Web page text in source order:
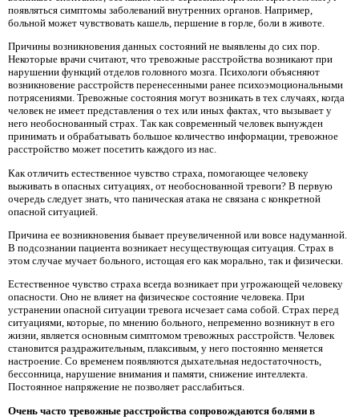
появляться симптомы заболеваний внутренних органов. Например,
больной может чувствовать кашель, першение в горле, боли в животе.
Причины возникновения данных состояний не выявлены до сих пор.
Некоторые врачи считают, что тревожные расстройства возникают при
нарушении функций отделов головного мозга. Психологи объясняют
возникновение расстройств перенесенными ранее психоэмоциональными
потрясениями. Тревожные состояния могут возникать в тех случаях, когда
человек не имеет представления о тех или иных фактах, что вызывает у
него необоснованный страх. Так как современный человек вынужден
принимать и обрабатывать большое количество информации, тревожное
расстройство может посетить каждого из нас.
Как отличить естественное чувство страха, помогающее человеку
выживать в опасных ситуациях, от необоснованной тревоги? В первую
очередь следует знать, что паническая атака не связана с конкретной
опасной ситуацией.
Причина ее возникновения бывает преувеличенной или вовсе надуманной.
В подсознании пациента возникает несуществующая ситуация. Страх в
этом случае мучает больного, истощая его как морально, так и физически.
Естественное чувство страха всегда возникает при угрожающей человеку
опасности. Оно не влияет на физическое состояние человека. При
устранении опасной ситуации тревога исчезает сама собой. Страх перед
ситуациями, которые, по мнению больного, непременно возникнут в его
жизни, является основным симптомом тревожных расстройств. Человек
становится раздражительным, плаксивым, у него постоянно меняется
настроение. Со временем появляются дыхательная недостаточность,
бессонница, нарушение внимания и памяти, снижение интеллекта.
Постоянное напряжение не позволяет расслабиться.
Очень часто тревожные расстройства сопровождаются болями в